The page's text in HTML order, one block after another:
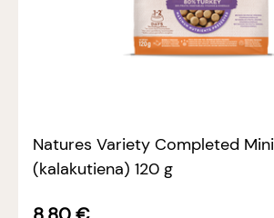
Natures Variety Completed Mini
(kalakutiena) 120 g